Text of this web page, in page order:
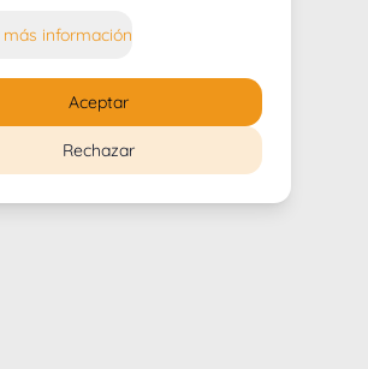
información
Rechazar
Aceptar